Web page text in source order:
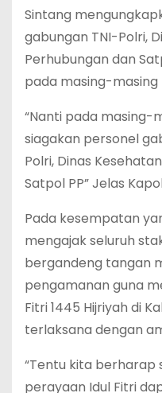
Sintang
gabungan TNI-Polri,
Perhubungan dan
pada masing-masing
“Nanti pada masing-
siagakan personel
Polri, Dinas
Satpol PP” Jelas
Pada kesempatan
mengajak seluruh
bergandeng tangan
pengamanan guna
Fitri 1445 Hijriyah di
terlaksana dengan
“Tentu kita berharap
perayaan Idul Fitri